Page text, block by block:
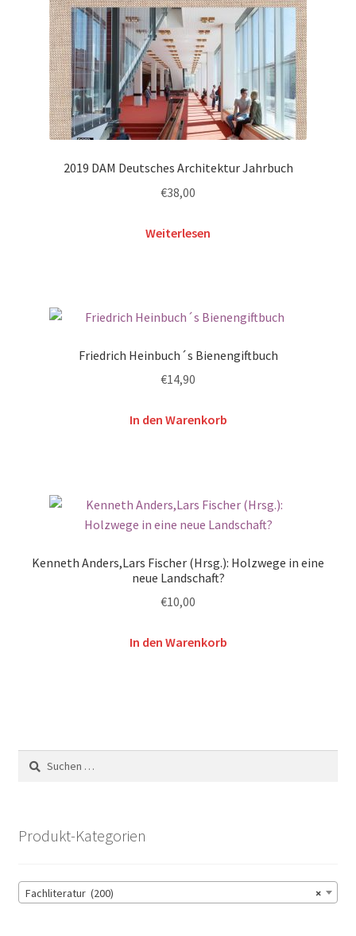
2019 DAM Deutsches Architektur Jahrbuch
€38,00
Weiterlesen
Friedrich Heinbuch´s Bienengiftbuch
€14,90
In den Warenkorb
Kenneth Anders,Lars Fischer (Hrsg.): Holzwege in eine
neue Landschaft?
€10,00
In den Warenkorb
Suchen
nach:
Produkt-Kategorien
×
Fachliteratur (200)